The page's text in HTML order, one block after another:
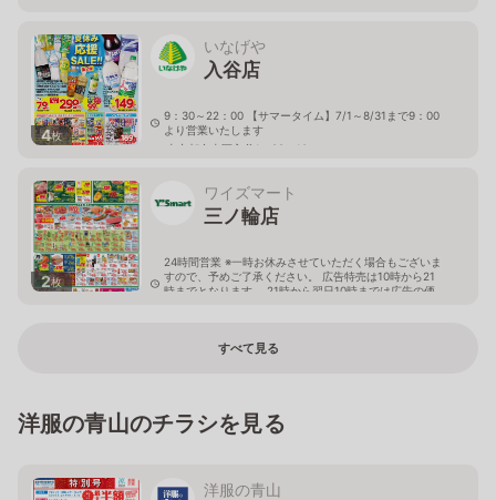
4枚
いなげや
入谷店
9：30～22：00 【サマータイム】7/1～8/31まで9：00
より営業いたします
東京都台東区入谷1－22－10
2枚
ワイズマート
三ノ輪店
24時間営業 ※一時お休みさせていただく場合もございま
すので、予めご了承ください。 広告特売は10時から21
時までとなります。 21時から翌日10時までは広告の価
すべて見る
洋服の青山のチラシを見る
洋服の青山